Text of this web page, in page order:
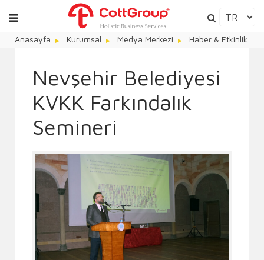
Anasayfa Kurumsal Medya Merkezi Haber & Etkinlik
Nevşehir Belediyesi
KVKK Farkındalık
Semineri